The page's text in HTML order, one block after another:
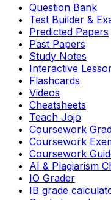
Question Bank
Test Builder &
Predicted Papers
Past Papers
Study Notes
Interactive
Flashcards
Videos
Cheatsheets
Teach Jojo
Coursework
Coursework
Coursework
AI & Plagiarism
IO Grader
IB grade